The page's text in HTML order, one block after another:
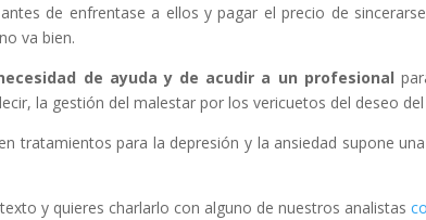
de enfrentase a ellos y pagar el precio de
va bien.
de ayuda y de acudir a un profesional
la gestión del malestar por los vericuetos del deseo
tratamientos para la depresión y la ansiedad supone
y quieres charlarlo con alguno de nuestros analistas